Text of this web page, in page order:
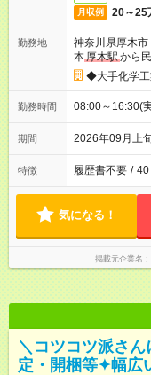
月収例 20～25
勤務地
神奈川県厚木市
本厚木駅から
◆大手化学工
勤務時間 08:00～16:30(
期間 2026年09月上
特徴 履歴書不要 / 40
気になる！
掲載元企業名
＼コツコツ派さ
定・開梱等✦幅広